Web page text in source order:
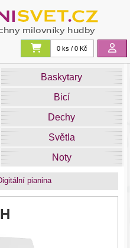
0 ks / 0 Kč
Baskytary
Bicí
Dechy
Světla
Noty
pianina